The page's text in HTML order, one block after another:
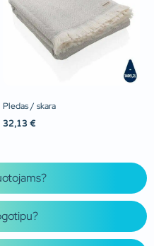
Pledas / skara
32,13 €